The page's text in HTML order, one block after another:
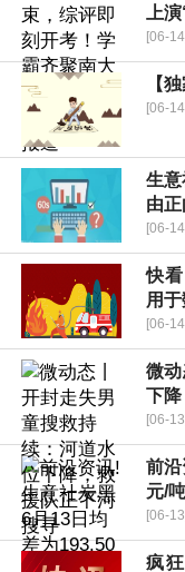
上
[06-
【
[06-
生
由
[06-
快
用
[06-
微
下
[06-
前
元/
[06-
疯